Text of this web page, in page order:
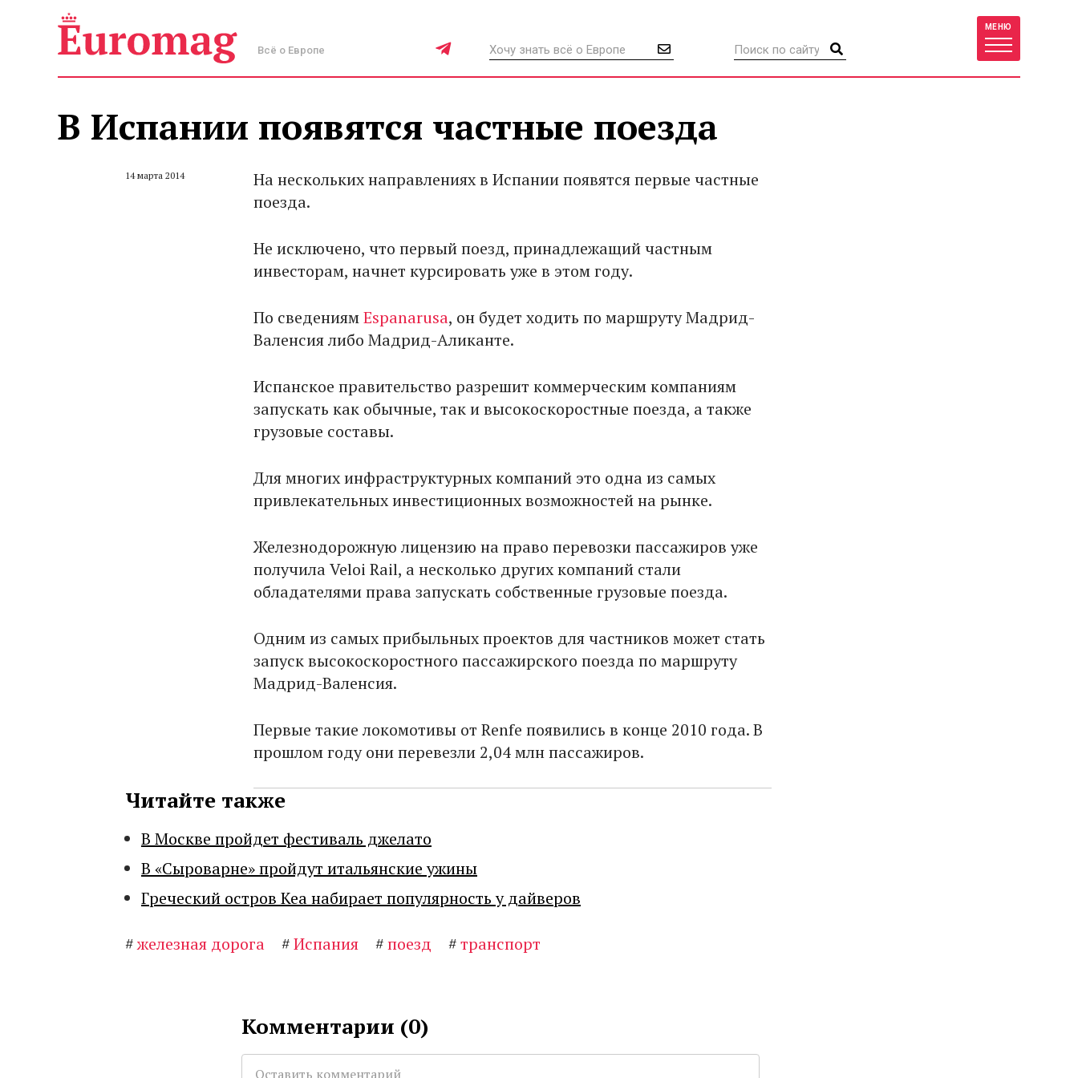
Всё о Европе
МЕНЮ
В Испании появятся частные поезда
14 марта 2014
На нескольких направлениях в Испании появятся первые частные
поезда.
Не исключено, что первый поезд, принадлежащий частным
инвесторам, начнет курсировать уже в этом году.
По сведениямEspanarusa, он будет ходить по маршруту Мадрид-
Валенсия либо Мадрид-Аликанте.
Испанское правительство разрешит коммерческим компаниям
запускать как обычные, так и высокоскоростные поезда, а также
грузовые составы.
Для многих инфраструктурных компаний это одна из самых
привлекательных инвестиционных возможностей на рынке.
Железнодорожную лицензию на право перевозки пассажиров уже
получила Veloi Rail, а несколько других компаний стали
обладателями права запускать собственные грузовые поезда.
Одним из самых прибыльных проектов для частников может стать
запуск высокоскоростного пассажирского поезда по маршруту
Мадрид-Валенсия.
Первые такие локомотивы от Renfe появились в конце 2010 года. В
прошлом году они перевезли 2,04 млн пассажиров.
Читайте также
В Москве пройдет фестиваль джелато
В «Сыроварне» пройдут итальянские ужины
Греческий остров Кеа набирает популярность у дайверов
#железная дорога #Испания #поезд #транспорт
Комментарии (0)